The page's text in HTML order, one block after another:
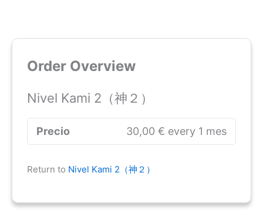
Order Overview
Nivel Kami 2（神２）
Precio 30,00 € every 1 mes
Return to Nivel Kami 2（神２）